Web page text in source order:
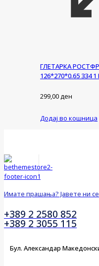
ГЛЕТАРКА
126*270*0.65 334
299,00ден
Додај во кошница
Имате прашања? Јавете ни
+389 2 2580 852
+389 2 3055 115
Бул. Александар